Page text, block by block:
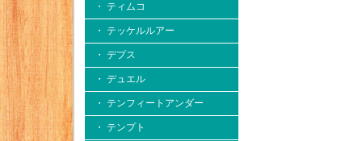
・ ティムコ
・ テッケルルアー
・ デプス
・ デュエル
・ テンフィートアンダー
・ テンプト